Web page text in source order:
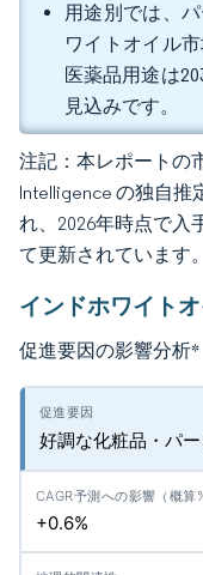
用途別では、
ワイトオイル市
医薬品用途は
見込みです。
注記：本レポートの
Intelligence の独自推
れ、2026年時点で入
て更新されています。
インドホワイト
促進要因の影響分析*
好調な化粧品・パ
+0.6%